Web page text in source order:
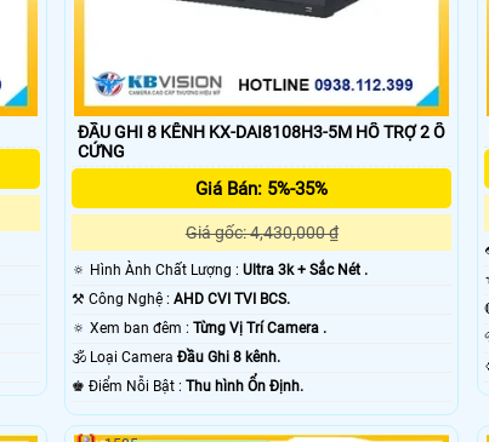
ĐẦU GHI 8 KÊNH KX-DAI8108H3-5M HỔ TRỢ 2 Ổ
CỨNG
Giá Bán: 5%-35%
Giá gốc: 4,430,000 ₫
🔅 Hình Ành Chất Lượng :Ultra 3k + Sắc Nét .
⚒ Công Nghệ :AHD CVI TVI BCS.
🔅 Xem ban đêm :Từng Vị Trí Camera .
🕉️ Loại CameraĐầu Ghi 8 kênh.
️♚ Điểm Nỗi Bật :Thu hình Ổn Định.